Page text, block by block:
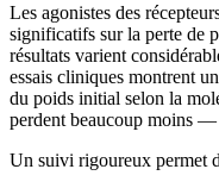
Les agonistes des
significatifs sur la perte de
résultats varient
essais cliniques montrent
du poids initial selon la
perdent beaucoup moins —
Un suivi rigoureux permet